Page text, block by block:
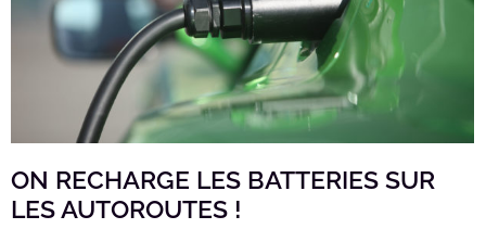
ON RECHARGE LES BATTERIES SUR
LES AUTOROUTES !